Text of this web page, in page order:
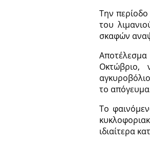
Την
του
σκαφών
Οκτώβριο,
το
Το
ιδιαίτερα